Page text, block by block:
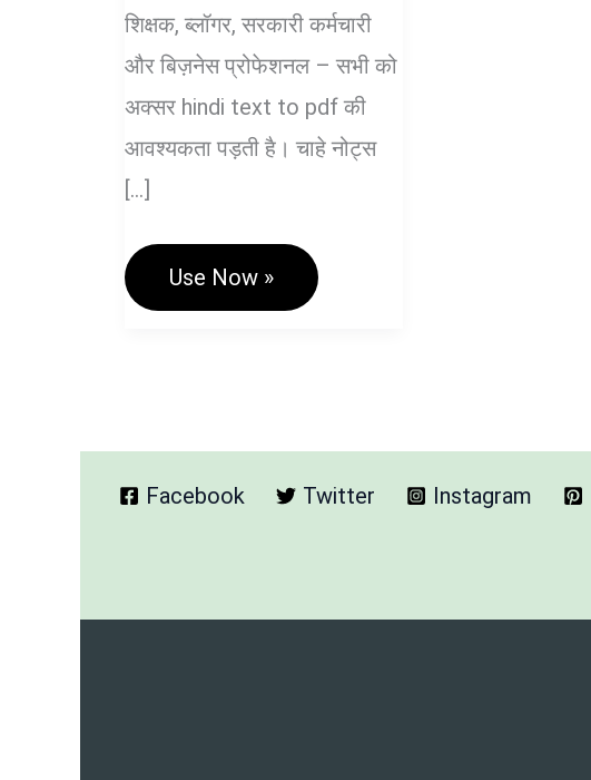
शिक्षक, ब्लॉगर, सरकारी कर्मचारी
और बिज़नेस प्रोफेशनल – सभी को
अक्सर hindi text to pdf की
आवश्यकता पड़ती है। चाहे नोट्स
[…]
Hindi
PDF
बदले
Use Now »
Facebook Twitter Instagram